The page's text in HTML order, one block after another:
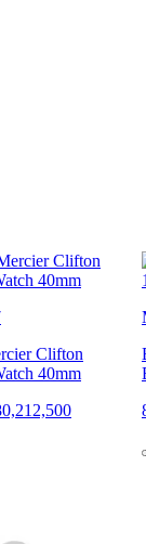
đẩy an
Clifton
40mm